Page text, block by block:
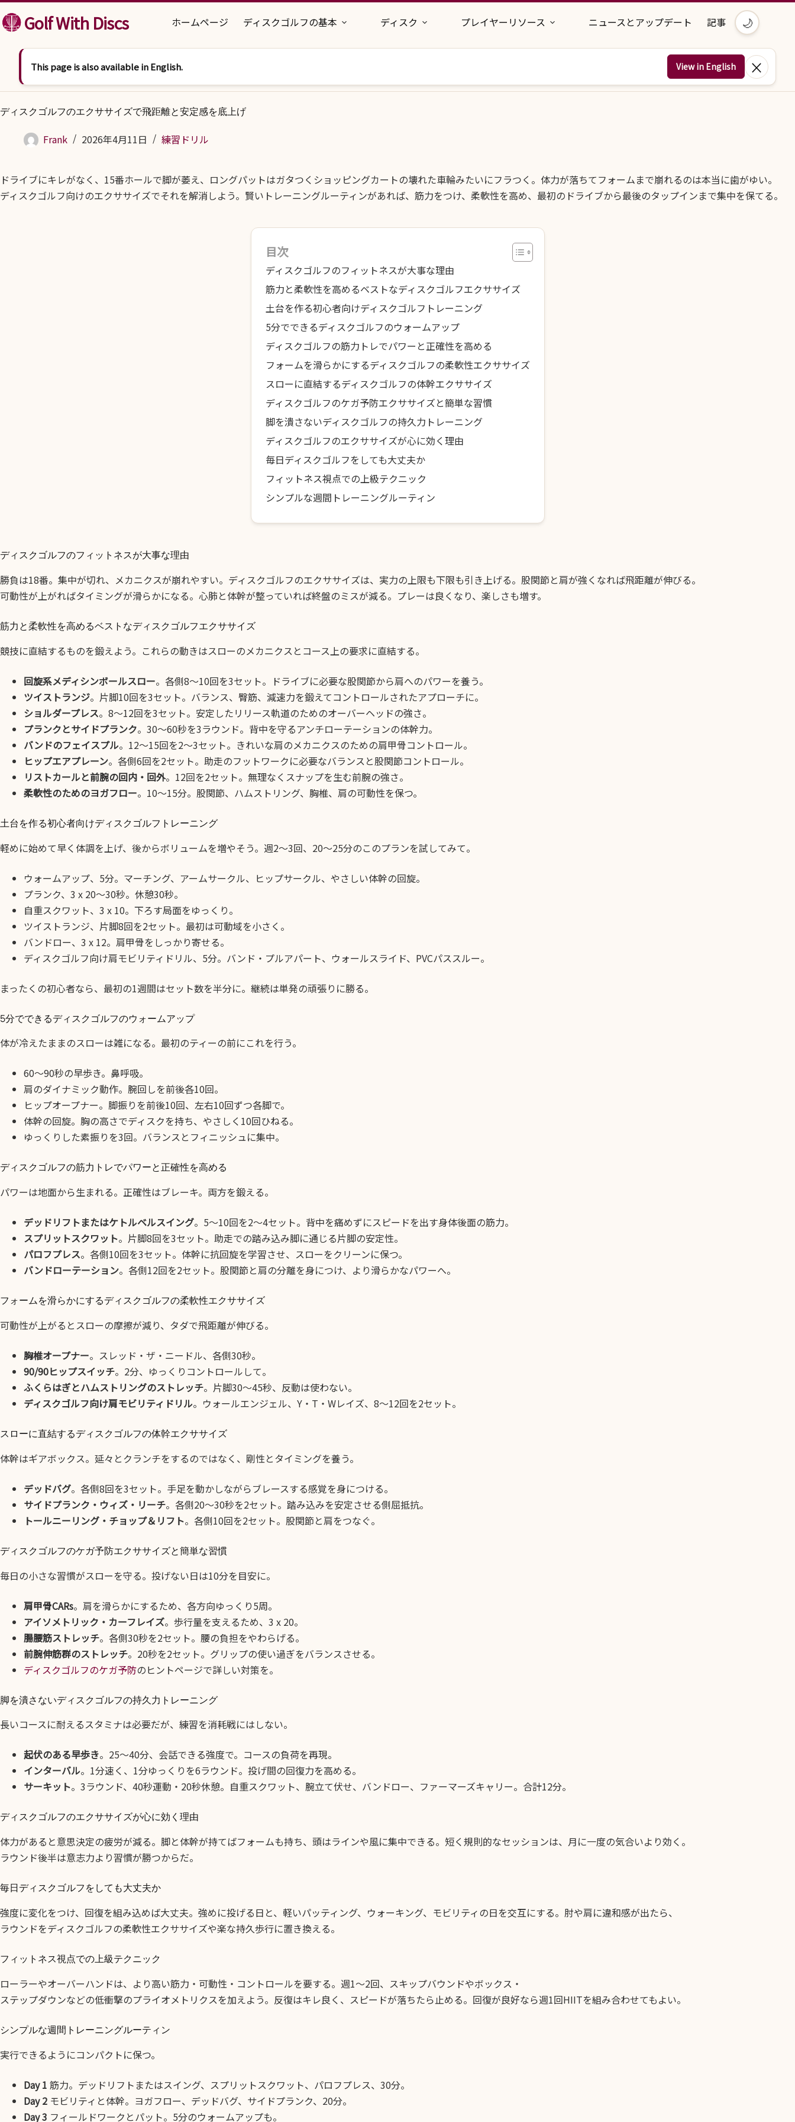
コンテンツへスキップ
Golf With Discs ホームページ ディスクゴルフの基本 ディスク プレイヤーリソース ニュースとアップデート 記事 🌙
This page is also available in English. View in English ×
ディスクゴルフのエクササイズで飛距離と安定感を底上げ
Frank 2026年4月11日 練習ドリル
ドライブにキレがなく、15番ホールで脚が萎え、ロングパットはガタつくショッピングカートの壊れた車輪みたいにフラつく。体力が落ちてフォームまで崩れるのは本当に歯がゆい。
ディスクゴルフ向けのエクササイズでそれを解消しよう。賢いトレーニングルーティンがあれば、筋力をつけ、柔軟性を高め、最初のドライブから最後のタップインまで集中を保てる。
目次
ディスクゴルフのフィットネスが大事な理由
筋力と柔軟性を高めるベストなディスクゴルフエクササイズ
土台を作る初心者向けディスクゴルフトレーニング
5分でできるディスクゴルフのウォームアップ
ディスクゴルフの筋力トレでパワーと正確性を高める
フォームを滑らかにするディスクゴルフの柔軟性エクササイズ
スローに直結するディスクゴルフの体幹エクササイズ
ディスクゴルフのケガ予防エクササイズと簡単な習慣
脚を潰さないディスクゴルフの持久力トレーニング
ディスクゴルフのエクササイズが心に効く理由
毎日ディスクゴルフをしても大丈夫か
フィットネス視点での上級テクニック
シンプルな週間トレーニングルーティン
ディスクゴルフのフィットネスが大事な理由
勝負は18番。集中が切れ、メカニクスが崩れやすい。ディスクゴルフのエクササイズは、実力の上限も下限も引き上げる。股関節と肩が強くなれば飛距離が伸びる。
可動性が上がればタイミングが滑らかになる。心肺と体幹が整っていれば終盤のミスが減る。プレーは良くなり、楽しさも増す。
筋力と柔軟性を高めるベストなディスクゴルフエクササイズ
競技に直結するものを鍛えよう。これらの動きはスローのメカニクスとコース上の要求に直結する。
回旋系メディシンボールスロー。各側8〜10回を3セット。ドライブに必要な股関節から肩へのパワーを養う。
ツイストランジ。片脚10回を3セット。バランス、臀筋、減速力を鍛えてコントロールされたアプローチに。
ショルダープレス。8〜12回を3セット。安定したリリース軌道のためのオーバーヘッドの強さ。
プランクとサイドプランク。30〜60秒を3ラウンド。背中を守るアンチローテーションの体幹力。
バンドのフェイスプル。12〜15回を2〜3セット。きれいな肩のメカニクスのための肩甲骨コントロール。
ヒップエアプレーン。各側6回を2セット。助走のフットワークに必要なバランスと股関節コントロール。
リストカールと前腕の回内・回外。12回を2セット。無理なくスナップを生む前腕の強さ。
柔軟性のためのヨガフロー。10〜15分。股関節、ハムストリング、胸椎、肩の可動性を保つ。
土台を作る初心者向けディスクゴルフトレーニング
軽めに始めて早く体調を上げ、後からボリュームを増やそう。週2〜3回、20〜25分のこのプランを試してみて。
ウォームアップ、5分。マーチング、アームサークル、ヒップサークル、やさしい体幹の回旋。
プランク、3 x 20〜30秒。休憩30秒。
自重スクワット、3 x 10。下ろす局面をゆっくり。
ツイストランジ、片脚8回を2セット。最初は可動域を小さく。
バンドロー、3 x 12。肩甲骨をしっかり寄せる。
ディスクゴルフ向け肩モビリティドリル、5分。バンド・プルアパート、ウォールスライド、PVCパススルー。
まったくの初心者なら、最初の1週間はセット数を半分に。継続は単発の頑張りに勝る。
5分でできるディスクゴルフのウォームアップ
体が冷えたままのスローは雑になる。最初のティーの前にこれを行う。
60〜90秒の早歩き。鼻呼吸。
肩のダイナミック動作。腕回しを前後各10回。
ヒップオープナー。脚振りを前後10回、左右10回ずつ各脚で。
体幹の回旋。胸の高さでディスクを持ち、やさしく10回ひねる。
ゆっくりした素振りを3回。バランスとフィニッシュに集中。
ディスクゴルフの筋力トレでパワーと正確性を高める
パワーは地面から生まれる。正確性はブレーキ。両方を鍛える。
デッドリフトまたはケトルベルスイング。5〜10回を2〜4セット。背中を痛めずにスピードを出す身体後面の筋力。
スプリットスクワット。片脚8回を3セット。助走での踏み込み脚に通じる片脚の安定性。
パロフプレス。各側10回を3セット。体幹に抗回旋を学習させ、スローをクリーンに保つ。
バンドローテーション。各側12回を2セット。股関節と肩の分離を身につけ、より滑らかなパワーへ。
フォームを滑らかにするディスクゴルフの柔軟性エクササイズ
可動性が上がるとスローの摩擦が減り、タダで飛距離が伸びる。
胸椎オープナー。スレッド・ザ・ニードル、各側30秒。
90/90ヒップスイッチ。2分、ゆっくりコントロールして。
ふくらはぎとハムストリングのストレッチ。片脚30〜45秒、反動は使わない。
ディスクゴルフ向け肩モビリティドリル。ウォールエンジェル、Y・T・Wレイズ、8〜12回を2セット。
スローに直結するディスクゴルフの体幹エクササイズ
体幹はギアボックス。延々とクランチをするのではなく、剛性とタイミングを養う。
デッドバグ。各側8回を3セット。手足を動かしながらブレースする感覚を身につける。
サイドプランク・ウィズ・リーチ。各側20〜30秒を2セット。踏み込みを安定させる側屈抵抗。
トールニーリング・チョップ＆リフト。各側10回を2セット。股関節と肩をつなぐ。
ディスクゴルフのケガ予防エクササイズと簡単な習慣
毎日の小さな習慣がスローを守る。投げない日は10分を目安に。
肩甲骨CARs。肩を滑らかにするため、各方向ゆっくり5周。
アイソメトリック・カーフレイズ。歩行量を支えるため、3 x 20。
腸腰筋ストレッチ。各側30秒を2セット。腰の負担をやわらげる。
前腕伸筋群のストレッチ。20秒を2セット。グリップの使い過ぎをバランスさせる。
ディスクゴルフのケガ予防のヒントページで詳しい対策を。
脚を潰さないディスクゴルフの持久力トレーニング
長いコースに耐えるスタミナは必要だが、練習を消耗戦にはしない。
起伏のある早歩き。25〜40分、会話できる強度で。コースの負荷を再現。
インターバル。1分速く、1分ゆっくりを6ラウンド。投げ間の回復力を高める。
サーキット。3ラウンド、40秒運動・20秒休憩。自重スクワット、腕立て伏せ、バンドロー、ファーマーズキャリー。合計12分。
ディスクゴルフのエクササイズが心に効く理由
体力があると意思決定の疲労が減る。脚と体幹が持てばフォームも持ち、頭はラインや風に集中できる。短く規則的なセッションは、月に一度の気合いより効く。
ラウンド後半は意志力より習慣が勝つからだ。
毎日ディスクゴルフをしても大丈夫か
強度に変化をつけ、回復を組み込めば大丈夫。強めに投げる日と、軽いパッティング、ウォーキング、モビリティの日を交互にする。肘や肩に違和感が出たら、
ラウンドをディスクゴルフの柔軟性エクササイズや楽な持久歩行に置き換える。
フィットネス視点での上級テクニック
ローラーやオーバーハンドは、より高い筋力・可動性・コントロールを要する。週1〜2回、スキップバウンドやボックス・
ステップダウンなどの低衝撃のプライオメトリクスを加えよう。反復はキレ良く、スピードが落ちたら止める。回復が良好なら週1回HIITを組み合わせてもよい。
シンプルな週間トレーニングルーティン
実行できるようにコンパクトに保つ。
Day 1 筋力。デッドリフトまたはスイング、スプリットスクワット、パロフプレス、30分。
Day 2 モビリティと体幹。ヨガフロー、デッドバグ、サイドプランク、20分。
Day 3 フィールドワークとパット。5分のウォームアップも。